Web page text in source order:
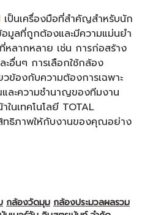
เป็นเครื่องมือที่สำคัญสำหรับนัก
อมูลที่ถูกต้องและมีความแม่นยำ
ที่หลากหลาย เช่น การก่อสร้าง
อื่นๆ การเลือกใช้กล้อง
วข้องกับความต้องการเฉพาะ
ละความชำนาญของทีมงาน
นเทคโนโลยี TOTAL
สิทธิภาพให้กับงานของคุณอย่าง
กล้องวัดมุม กล้องประมวลผลรวม